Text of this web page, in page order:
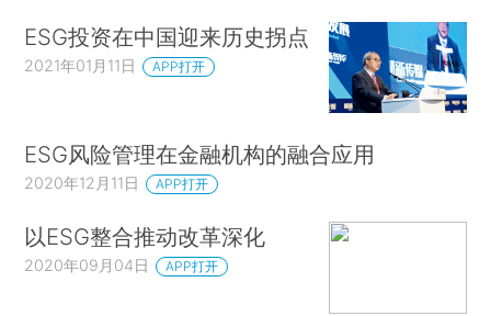
ESG投资在中国迎来历史拐点
2021年01月11日 APP打开
ESG风险管理在金融机构的融合应用
2020年12月11日 APP打开
以ESG整合推动改革深化
2020年09月04日 APP打开